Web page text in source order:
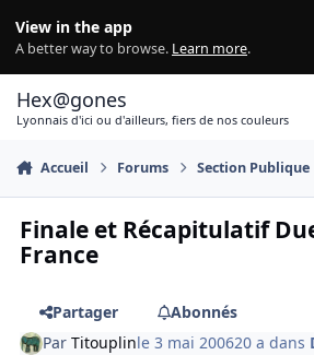
View in the app
A better way to browse. Learn more.
Hex@gones
Lyonnais d'ici ou d'ailleurs, fiers de nos couleurs
Accueil Forums Section Publique
Finale et Récapitulatif
France
Partager
Abonnés
ParTitouplinle 3 mai 200620 a dans